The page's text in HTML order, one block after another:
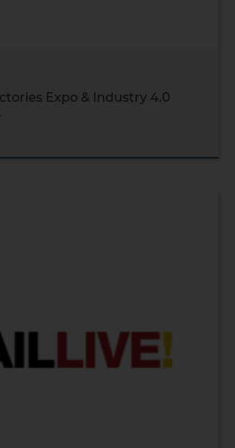
Expo & Industry 4.0